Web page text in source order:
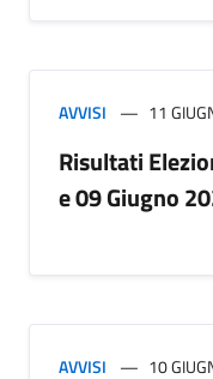
AVVISI 11
Risultati
e 09 Giugno
AVVISI 10